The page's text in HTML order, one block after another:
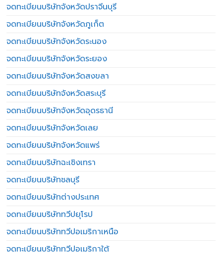
จดทะเบียนบริษัทจังหวัดปราจีนบุรี
จดทะเบียนบริษัทจังหวัดภูเก็ต
จดทะเบียนบริษัทจังหวัดระนอง
จดทะเบียนบริษัทจังหวัดระยอง
จดทะเบียนบริษัทจังหวัดสงขลา
จดทะเบียนบริษัทจังหวัดสระบุรี
จดทะเบียนบริษัทจังหวัดอุดรธานี
จดทะเบียนบริษัทจังหวัดเลย
จดทะเบียนบริษัทจังหวัดแพร่
จดทะเบียนบริษัทฉะเชิงเทรา
จดทะเบียนบริษัทชลบุรี
จดทะเบียนบริษัทต่างประเทศ
จดทะเบียนบริษัททวีปยุโรป
จดทะเบียนบริษัททวีปอเมริกาเหนือ
จดทะเบียนบริษัททวีปอเมริกาใต้